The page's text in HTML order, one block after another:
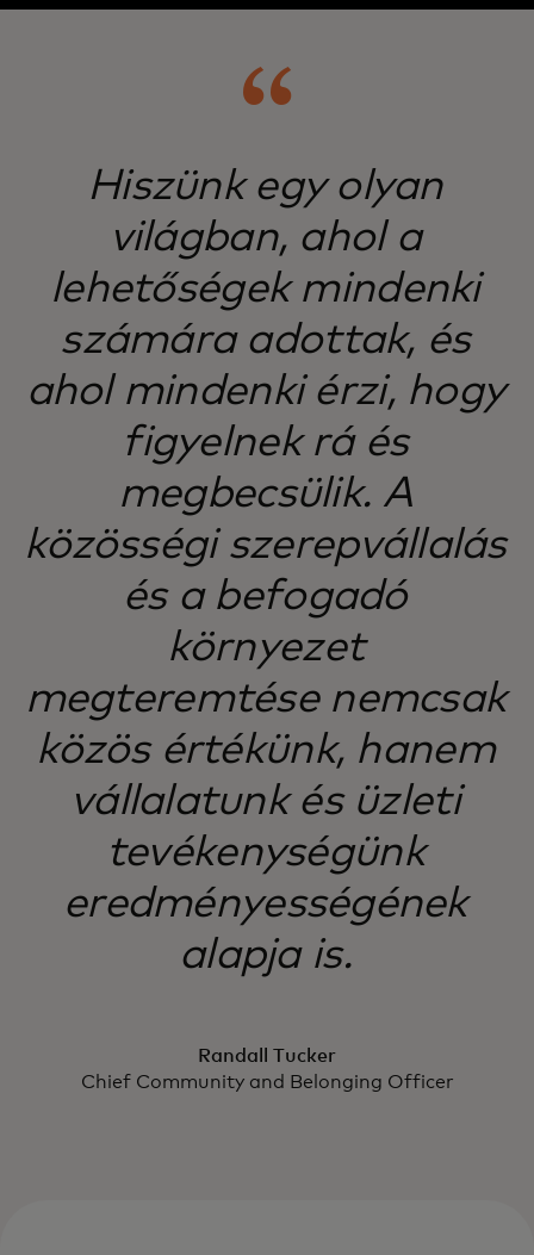
Hiszünk egy olyan
világban, ahol a
lehetőségek mindenki
számára adottak, és
ahol mindenki érzi, hogy
figyelnek rá és
megbecsülik. A
közösségi szerepvállalás
és a befogadó
környezet
megteremtése nemcsak
közös értékünk, hanem
vállalatunk és üzleti
tevékenységünk
eredményességének
alapja is.
Randall Tucker
Chief Community and Belonging Officer